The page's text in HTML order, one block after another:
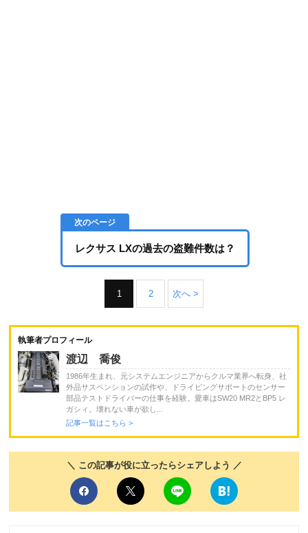
レクサス LXの過去の盗難件数は？
1 2 次へ >
執筆者プロフィール
渡辺 喬俊
1986年生まれ、元システムエンジニアからクルマ業界へ転身、社
外品サスペンションの試作や、ドライビングサポートのセンサー
部品テストドライバーの仕事を経験。愛車はSW20 MR2とBP5 レ
ガシィ。壊れない車が欲し...
記事一覧はこちら >
＼ この記事が役に立ったらシェアしよう ／